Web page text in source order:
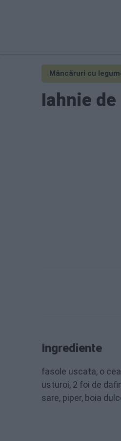
Mâncăruri cu
Iahnie
Ingrediente
fasole uscata, o
usturoi, 2 foi de
sare, piper, boia